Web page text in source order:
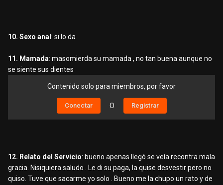
10. Sexo anal : si lo da
11. Mamada: masomierda su mamada , no tan buena aunque no
se siente sus dientes
Contenido solo para miembros, por favor
Conectar O Registrar
12. Relato del Servicio: bueno apenas llegó se veía recontra mala
gracia. Nisiquiera saludo . Le di su paga, la quise desvestir pero no
quiso. Tuve que sacarme yo solo . Bueno me la chupo un rato y de